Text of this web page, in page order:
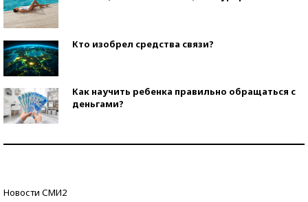
Кто изобрел средства связи?
Как научить ребенка правильно обращаться с
деньгами?
Новости СМИ2